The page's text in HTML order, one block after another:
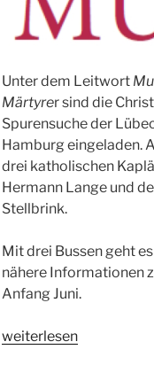
Unter dem Leitwort
Märtyrer sind die
Spurensuche der
Hamburg eingeladen.
drei katholischen
Hermann Lange und
Stellbrink.
Mit drei Bussen geht
nähere Informationen
Anfang Juni.
„Wallfahrt
weiterlesen